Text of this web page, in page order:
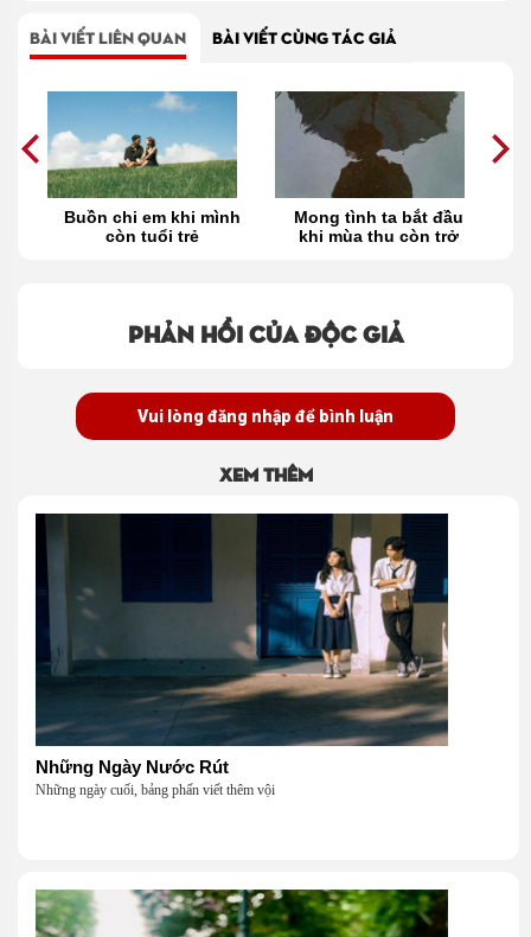
BÀI VIẾT LIÊN QUAN BÀI VIẾT CÙNG TÁC GIẢ
Buồn chi em khi mình
còn tuổi trẻ
Mong tình ta bắt đầu
khi mùa thu còn trở
Phản hồi của độc giả
Vui lòng đăng nhập để bình luận
Xem thêm
Những Ngày Nước Rút
Những ngày cuối, bảng phấn viết thêm vội